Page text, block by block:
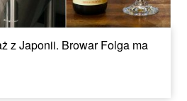
z Japonii. Browar Folga ma